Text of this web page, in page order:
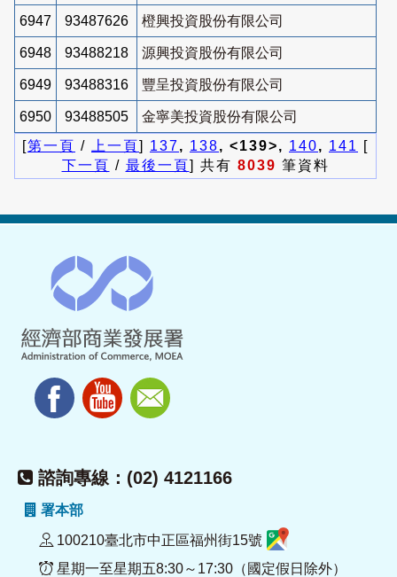
6947 93487626 橙興投資股份有限公司
6948 93488218 源興投資股份有限公司
6949 93488316 豐呈投資股份有限公司
6950 93488505
金寧美投資股份有限公司
[第一頁 / 上一頁] 137, 138, <139>, 140, 141
[
下一頁 / 最後一頁] 共有 8039 筆資料
諮詢專線：(02) 4121166
署本部
100210臺北市中正區福州街15號
星期一至星期五8:30～17:30（國定假日除外）